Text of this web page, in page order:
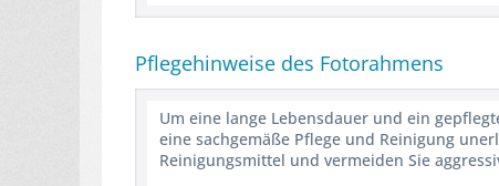
Pflegehinweise des Fotorahmens
Um eine lange Lebensdauer und ein
eine sachgemäße Pflege und Reinigung
Reinigungsmittel und vermeiden Sie